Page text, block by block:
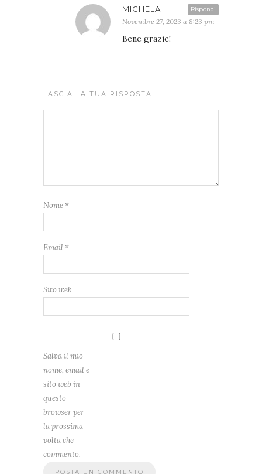
Rispondi
MICHELA
Novembre 27, 2023 a 8:23 pm
Bene grazie!
LASCIA LA TUA RISPOSTA
Nome *
Email *
Sito web
Salva il mio
nome, email e
sito web in
questo
browser per
la prossima
volta che
commento.